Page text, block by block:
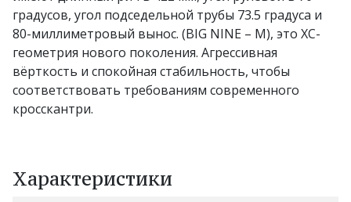
градусов, угол подседельной трубы 73.5 градуса и
80-миллиметровый вынос. (BIG NINE – M), это XC-
геометрия нового поколения. Агрессивная
вёрткость и спокойная стабильность, чтобы
соответствовать требованиям современного
кросскантри.
Характеристики